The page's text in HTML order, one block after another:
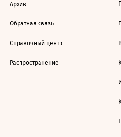
Архив
Обратная связь
Справочный центр
Распространение